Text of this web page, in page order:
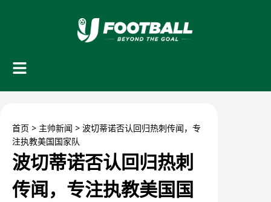
首页 > 主帅新闻 > 波切蒂诺否认回归热刺传闻，专
注执教美国国家队
波切蒂诺否认回归热刺
传闻，专注执教美国国